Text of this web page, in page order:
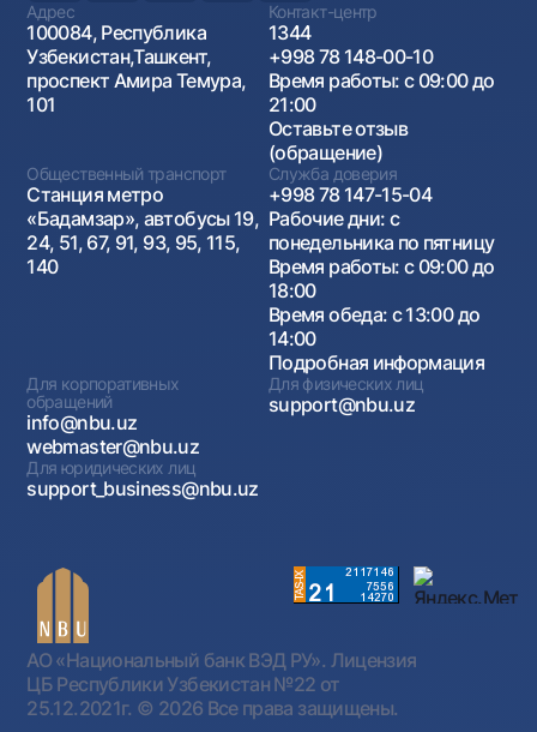
Адрес
100084, Республика
Узбекистан,Ташкент,
проспект Амира Темура,
101
Контакт-центр
1344
+998 78 148-00-10
Время работы: с 09:00 до
21:00
Оставьте отзыв
(обращение)
Общественный транспорт
Станция метро
«Бадамзар», автобусы 19,
24, 51, 67, 91, 93, 95, 115,
140
Служба доверия
+998 78 147-15-04
Рабочие дни: с
понедельника по пятницу
Время работы: с 09:00 до
18:00
Время обеда: с 13:00 до
14:00
Подробная информация
Для корпоративных
обращений
info@nbu.uz
webmaster@nbu.uz
Для физических лиц
support@nbu.uz
Для юридических лиц
support_business@nbu.uz
АО «Национальный банк ВЭД РУ». Лицензия
ЦБ Республики Узбекистан №22 от
25.12.2021г. © 2026 Все права защищены.